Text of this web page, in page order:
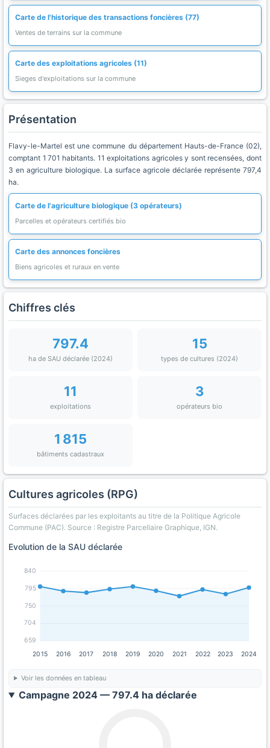
Carte de l'historique des transactions foncières (77)
Ventes de terrains sur la commune
Carte des exploitations agricoles (11)
Sieges d'exploitations sur la commune
Présentation
Flavy-le-Martel est une commune du département Hauts-de-France (02),
comptant 1 701 habitants. 11 exploitations agricoles y sont recensées, dont
3 en agriculture biologique. La surface agricole déclarée représente 797,4
ha.
Carte de l'agriculture biologique (3 opérateurs)
Parcelles et opérateurs certifiés bio
Carte des annonces foncières
Biens agricoles et ruraux en vente
Chiffres clés
797.4
ha de SAU déclarée (2024)
15
types de cultures (2024)
11
exploitations
3
opérateurs bio
1 815
bâtiments cadastraux
Cultures agricoles (RPG)
Surfaces déclarées par les exploitants au titre de la Politique Agricole
Commune (PAC). Source : Registre Parcellaire Graphique, IGN.
Evolution de la SAU déclarée
659
704
750
795
840
2015 2016 2017 2018 2019 2020 2021 2022 2023 2024
Voir les données en tableau
Campagne 2024 — 797.4 ha déclarée